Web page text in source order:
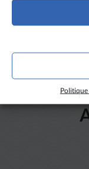
Politique